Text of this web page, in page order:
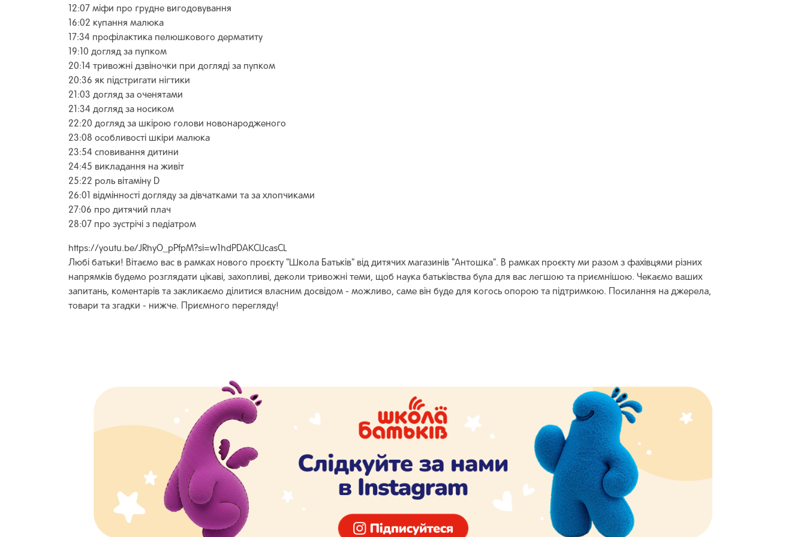
12:07 міфи про грудне вигодовування
16:02 купання малюка
17:34 профілактика пелюшкового дерматиту
19:10 догляд за пупком
20:14 тривожні дзвіночки при догляді за пупком
20:36 як підстригати нігтики
21:03 догляд за оченятами
21:34 догляд за носиком
22:20 догляд за шкірою голови новонародженого
23:08 особливості шкіри малюка
23:54 сповивання дитини
24:45 викладання на живіт
25:22 роль вітаміну D
26:01 відмінності догляду за дівчатками та за хлопчиками
27:06 про дитячий плач
28:07 про зустрічі з педіатром
https://youtu.be/JRhyO_pPfpM?si=w1hdPDAKCIJcasCL
Любі батьки! Вітаємо вас в рамках нового проєкту "Школа Батьків" від дитячих магазинів "Антошка". В рамках проєкту ми разом з фахівцями різних
напрямків будемо розглядати цікаві, захопливі, деколи тривожні теми, щоб наука батьківства була для вас легшою та приємнішою. Чекаємо ваших
запитань, коментарів та закликаємо ділитися власним досвідом - можливо, саме він буде для когось опорою та підтримкою. Посилання на джерела,
товари та згадки - нижче. Приємного перегляду!